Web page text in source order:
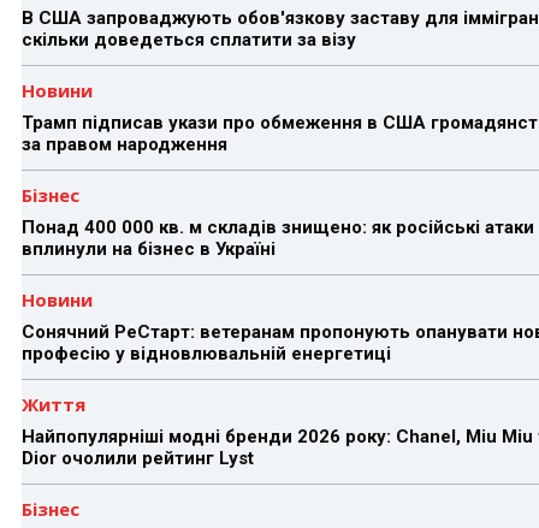
В США запроваджують обов'язкову заставу для
скільки доведеться сплатити за візу
Новини
Трамп підписав укази про обмеження в США
за правом народження
Бізнес
Понад 400 000 кв. м складів знищено: як російські атаки
вплинули на бізнес в Україні
Новини
Сонячний РеСтарт: ветеранам пропонують опанувати
професію у відновлювальній енергетиці
Життя
Найпопулярніші модні бренди 2026 року: Chanel, Miu Miu
Dior очолили рейтинг Lyst
Бізнес